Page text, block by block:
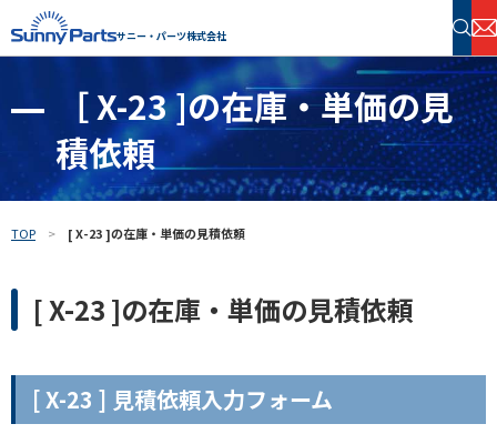
サニー・パーツ株式会社
半導体・電子部品 在庫検索
フリーワードで探す
［ X-23 ]の在庫・単価の見
積依頼
TOP [ X-23 ]の在庫・単価の見積依頼
[ X-23 ]の在庫・単価の見積依頼
[ X-23 ] 見積依頼入力フォーム